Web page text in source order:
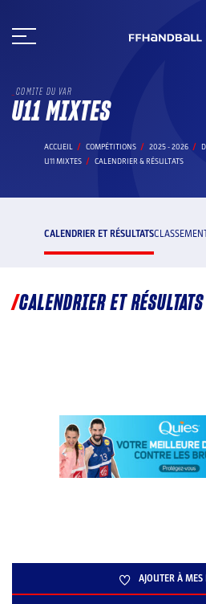
au
COMITE DU VAR
U11 MIXTES
ACCUEIL COMPÉTITIONS 2025 - 2026
U11 MIXTES
CALENDRIER & RÉSULTATS
CALENDRIER ET RÉSULTATS
CALENDRIER ET RÉSULTATS
AJOUTER À MES